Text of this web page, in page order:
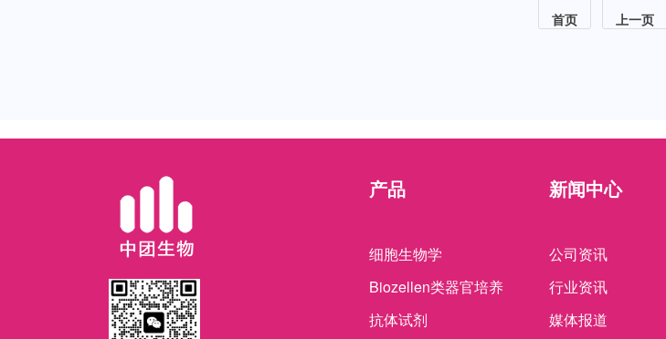
首页 上一页
产品
细胞生物学
Biozellen类器官培养
抗体试剂
新闻中心
公司资讯
行业资讯
媒体报道